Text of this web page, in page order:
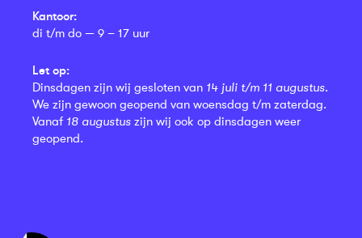
Kantoor:
di t/m do — 9 – 17 uur
Let op:
Dinsdagen zijn wij gesloten van 14 juli t/m 11 augustus.
We zijn gewoon geopend van woensdag t/m zaterdag.
Vanaf 18 augustus zijn wij ook op dinsdagen weer
geopend.